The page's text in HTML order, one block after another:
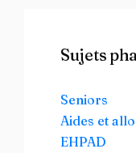
Sujets
Seniors
Aides et
EHPAD